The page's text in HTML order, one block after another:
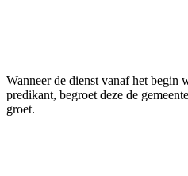
Wanneer de dienst vanaf het begin
predikant, begroet deze de
groet.